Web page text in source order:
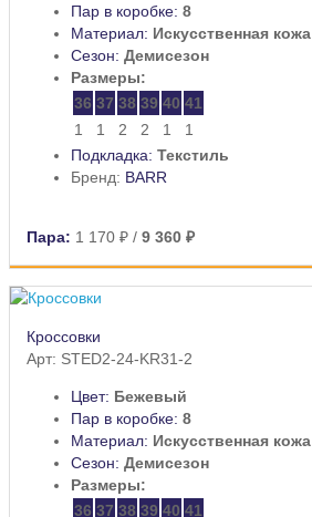
Пар в коробке: 8
Материал: Искусственная кожа
Сезон: Демисезон
Размеры:
36 37 38 39 40 41
1
1 2 2 1
1
Подкладка: Текстиль
Бренд: BARR
Пара: 1 170 ₽ / 9 360 ₽
Кроссовки
Арт: STED2-24-KR31-2
Цвет: Бежевый
Пар в коробке: 8
Материал: Искусственная кожа
Сезон: Демисезон
Размеры:
36 37 38 39 40 41